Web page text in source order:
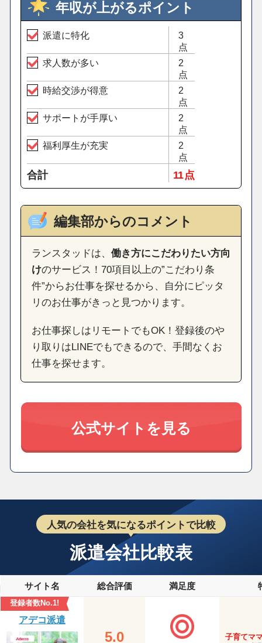
年収が上がるポイント
派遣に特化
3
点
求人数が多い
2
点
時給交渉が得意
2
点
サポートが手厚い
2
点
福利厚生が充実
2
点
合計 11 点
編集部からのコメント
ランスタッドは、 働き方にこだわりたい方向
けのサービス！70項目以上の”こだわり条
件”からお仕事を探せるから、自分にピッタ
リのお仕事がきっと見つかります。
お仕事探しはリモートでもOK！登録後のや
り取りはLINEでもできるので、手間なくお
仕事を探せます。
公式サイトを見る
人気の会社を気になるポイントで比較
派遣会社比較表
サイト名 総合評価 満足度
登録者数No.1!
アデコ派遣
5.0
子育てマ